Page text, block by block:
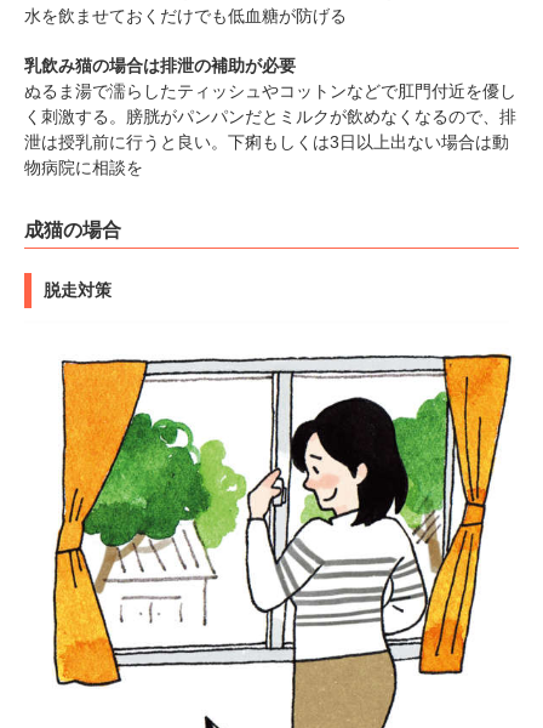
水を飲ませておくだけでも低血糖が防げる
乳飲み猫の場合は排泄の補助が必要
ぬるま湯で濡らしたティッシュやコットンなどで肛門付近を優し
く刺激する。膀胱がパンパンだとミルクが飲めなくなるので、排
泄は授乳前に行うと良い。下痢もしくは3日以上出ない場合は動
物病院に相談を
成猫の場合
脱走対策